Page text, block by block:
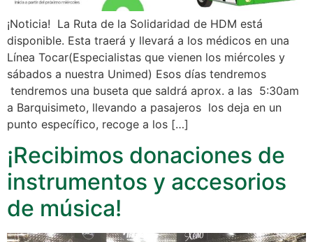
¡Noticia! La Ruta de la Solidaridad de HDM está
disponible. Esta traerá y llevará a los médicos en una
Línea Tocar(Especialistas que vienen los miércoles y
sábados a nuestra Unimed) Esos días tendremos
tendremos una buseta que saldrá aprox. a las 5:30am
a Barquisimeto, llevando a pasajeros los deja en un
punto específico, recoge a los […]
¡Recibimos donaciones de
instrumentos y accesorios
de música!